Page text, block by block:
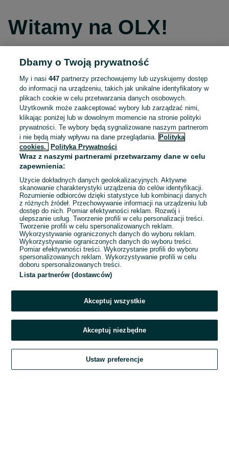
Witamy na OLX!
Kontynuuj przez Facebooka
Kontynuuj przez konto Apple
Kontynuuj przez konto Google
LUB
E-mail
Hasło
Zaloguj się
Kontynuując za pośrednictwem jednego z dostawców wskazanych powyżej,
OLX.pl w jego aktualnym brzmieniu.
Dbamy o Twoją prywatność
My i nasi447 partnerzy przechowujemy lub uzyskujemy dostęp
do informacji na urządzeniu, takich jak unikalne identyfikatory w
plikach cookie w celu przetwarzania danych osobowych.
Użytkownik może zaakceptować wybory lub zarządzać nimi,
klikając poniżej lub w dowolnym momencie na stronie polityki
prywatności. Te wybory będą sygnalizowane naszym partnerom
i nie będą miały wpływu na dane przeglądania.
Polityka
cookies,
Polityka Prywatności
Wraz z naszymi partnerami przetwarzamy dane w celu
zapewnienia:
Użycie dokładnych danych geolokalizacyjnych. Aktywne
skanowanie charakterystyki urządzenia do celów identyfikacji.
Rozumienie odbiorców dzięki statystyce lub kombinacji danych
z różnych źródeł. Przechowywanie informacji na urządzeniu lub
dostęp do nich. Pomiar efektywności reklam. Rozwój i
ulepszanie usług. Tworzenie profili w celu personalizacji treści.
Tworzenie profili w celu spersonalizowanych reklam.
Wykorzystywanie ograniczonych danych do wyboru reklam.
Wykorzystywanie ograniczonych danych do wyboru treści.
Pomiar efektywności treści. Wykorzystanie profili do wyboru
spersonalizowanych reklam. Wykorzystywanie profili w celu
doboru spersonalizowanych treści.
Lista partnerów (dostawców)
Akceptuj wszystkie
Akceptuj niezbędne
Ustaw preferencje